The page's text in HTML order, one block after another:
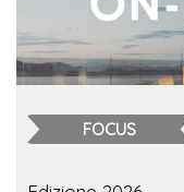
FOCUS